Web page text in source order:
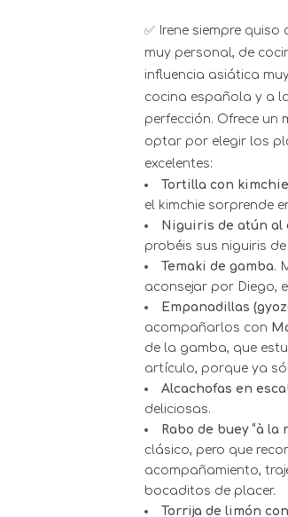
✅ Irene siempre
muy personal, de
influencia asiática
cocina española y a
perfección. Ofrece un
optar por elegir los
excelentes:
Tortilla con kimchie
el kimchie sorprende
Niguiris de atún al
probéis sus niguiris
Temaki de gamba.
aconsejar por Diego,
Empanadillas
acompañarlos con
de la gamba, que
artículo, porque ya
Alcachofas en
deliciosas.
Rabo de buey “à la
clásico, pero que
acompañamiento,
bocaditos de placer.
Torrija de limón